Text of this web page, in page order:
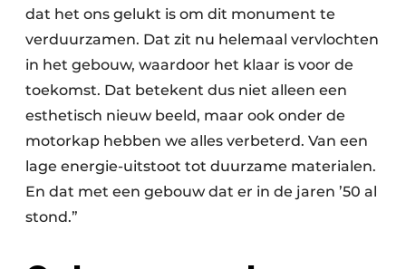
dat het ons gelukt is om dit monument te
verduurzamen. Dat zit nu helemaal vervlochten
in het gebouw, waardoor het klaar is voor de
toekomst. Dat betekent dus niet alleen een
esthetisch nieuw beeld, maar ook onder de
motorkap hebben we alles verbeterd. Van een
lage energie-uitstoot tot duurzame materialen.
En dat met een gebouw dat er in de jaren ’50 al
stond.”